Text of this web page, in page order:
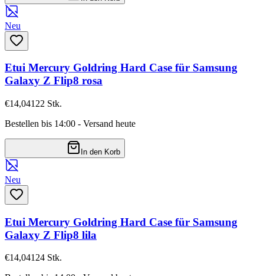
Neu
Etui Mercury Goldring Hard Case für Samsung
Galaxy Z Flip8 rosa
€14,04122 Stk.
Bestellen bis 14:00 - Versand heute
In den Korb
Neu
Etui Mercury Goldring Hard Case für Samsung
Galaxy Z Flip8 lila
€14,04124 Stk.